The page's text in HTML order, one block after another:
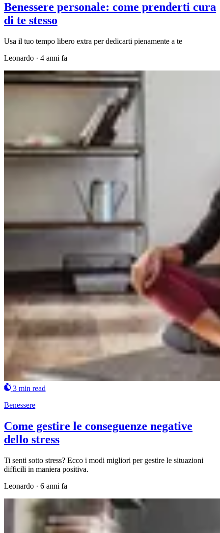
Benessere personale: come prenderti cura
di te stesso
Usa il tuo tempo libero extra per dedicarti pienamente a te
Leonardo · 4 anni fa
3 min read
Benessere
Come gestire le conseguenze negative
dello stress
Ti senti sotto stress? Ecco i modi migliori per gestire le situazioni
difficili in maniera positiva.
Leonardo · 6 anni fa